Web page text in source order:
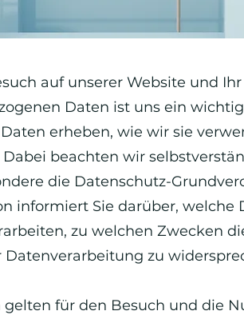
auf unserer Website und
Daten ist uns ein
erheben, wie wir sie
beachten wir
die Datenschutz-
informiert Sie darüber, welche
zu welchen Zwecken
Datenverarbeitung zu
für den Besuch und die